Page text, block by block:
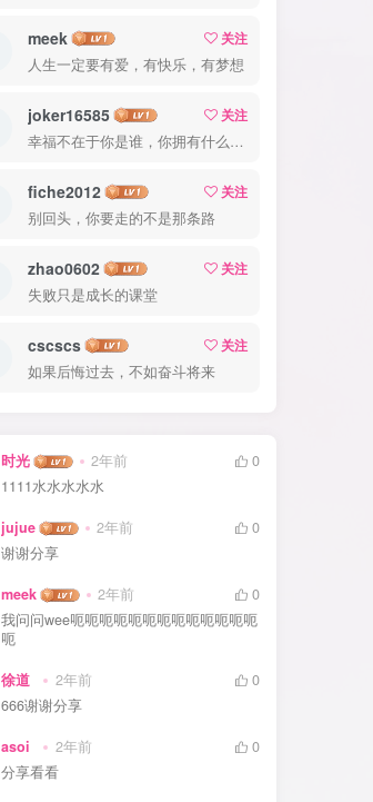
meek
关注
人生一定要有爱，有快乐，有梦想
joker16585
关注
幸福不在于你是谁，你拥有什么，而仅仅在于你自己怎么看待
fiche2012
关注
别回头，你要走的不是那条路
zhao0602
关注
失败只是成长的课堂
cscscs
关注
如果后悔过去，不如奋斗将来
时光 2年前
0
1111水水水水水
jujue 2年前
0
谢谢分享
meek 2年前
0
我问问wee呃呃呃呃呃呃呃呃呃呃呃呃呃
呃
徐道 2年前
0
666谢谢分享
asoi 2年前
0
分享看看